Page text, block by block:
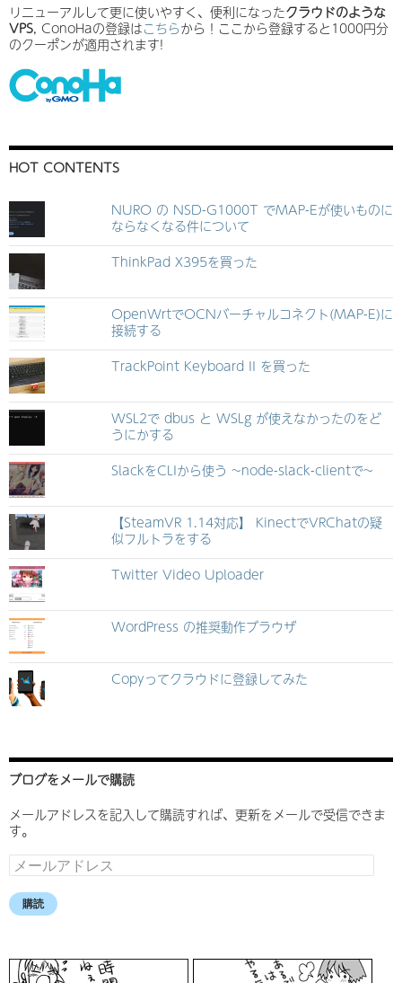
リニューアルして更に使いやすく、便利になったクラウドのような
VPS, ConoHaの登録はこちらから！ここから登録すると1000円分
のクーポンが適用されます!
HOT CONTENTS
NURO の NSD-G1000T でMAP-Eが使いものに
ならなくなる件について
ThinkPad X395を買った
OpenWrtでOCNバーチャルコネクト(MAP-E)に
接続する
TrackPoint Keyboard II を買った
WSL2で dbus と WSLg が使えなかったのをど
うにかする
SlackをCLIから使う ~node-slack-clientで~
【SteamVR 1.14対応】 KinectでVRChatの疑
似フルトラをする
Twitter Video Uploader
WordPress の推奨動作ブラウザ
Copyってクラウドに登録してみた
ブログをメールで購読
メールアドレスを記入して購読すれば、更新をメールで受信できま
す。
メ
ー
ル
ア
ス
購読